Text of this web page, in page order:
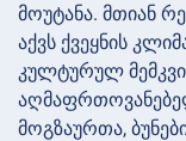
მოუტანა. მთიან
აქვს ქვეყნის
კულტურულ
მოგზაურთა,